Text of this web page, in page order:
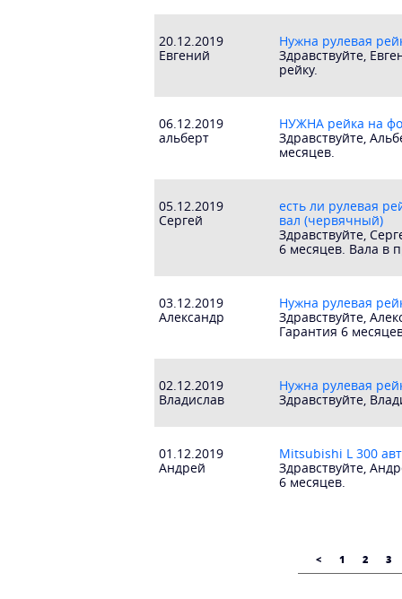
20.12.2019
Евгений
Нужна рулевая
Здравствуйте,
рейку.
06.12.2019
альберт
НУЖНА рейка на
Здравствуйте,
месяцев.
05.12.2019
Сергей
есть ли рулевая
вал (червячный)
Здравствуйте,
6 месяцев. Вала в
03.12.2019
Александр
Нужна рулевая
Здравствуйте,
Гарантия 6
02.12.2019
Владислав
Нужна рулевая
Здравствуйте,
01.12.2019
Андрей
Mitsubishi L 300
Здравствуйте,
6 месяцев.
< 1 2 3